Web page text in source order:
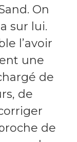
On
sur lui.
l’avoir
une
de
de
de